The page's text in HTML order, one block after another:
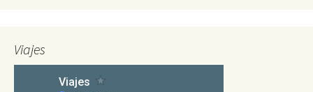
Viajes